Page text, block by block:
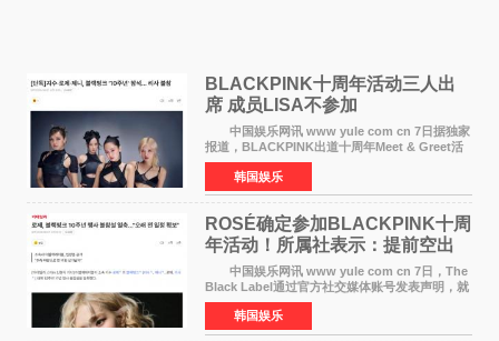
BLACKPINK十周年活动三人出
席 成员LISA不参加
中国娱乐网讯 www yule com cn 7日据独家
报道，BLACKPINK出道十周年Meet & Greet活
动将由智秀、ROS&Eacute;、JENNIE出席，
LISA将缺席。 此前BLACKPINK所属社YG并
未为组合出道十周年做
韩国娱乐
ROSÉ确定参加BLACKPINK十周
年活动！所属社表示：提前空出
了时间
中国娱乐网讯 www yule com cn 7日，The
Black Label通过官方社交媒体账号发表声明，就
近期网络上关于ROS&Eacute;个人行程及是否参
加BLACKPINK出道纪念活动的种种猜测作出正
式回应。 Th
韩国娱乐